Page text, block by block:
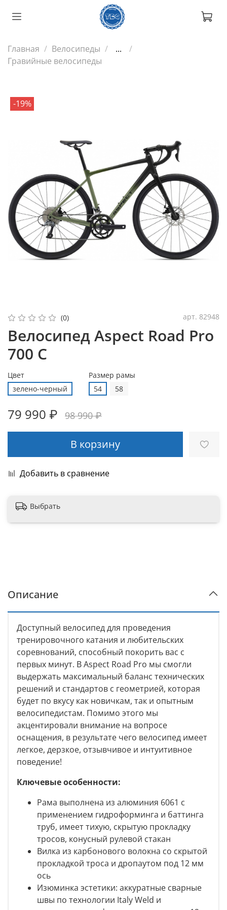
Главная Велосипеды
...
Гравийные велосипеды
-19%
(0) арт. 82948
Велосипед Aspect Road Pro
700 С
Цвет
зелено-черный
Размер рамы
54
58
79 990 ₽ 98 990 ₽
В корзину
Добавить в сравнение
Выбрать
Описание
Доступный велосипед для проведения
тренировочного катания и любительских
соревнований, способный покорить вас с
первых минут. В Aspect Road Pro мы смогли
выдержать максимальный баланс технических
решений и стандартов с геометрией, которая
будет по вкусу как новичкам, так и опытным
велосипедистам. Помимо этого мы
акцентировали внимание на вопросе
оснащения, в результате чего велосипед имеет
легкое, дерзкое, отзывчивое и интуитивное
поведение!
Ключевые особенности:
Рама выполнена из алюминия 6061 с
применением гидроформинга и баттинга
труб, имеет тихую, скрытую прокладку
тросов, конусный рулевой стакан
Вилка из карбонового волокна со скрытой
прокладкой троса и дропаутом под 12 мм
ось
Изюминка эстетики: аккуратные сварные
швы по технологии Italy Weld и